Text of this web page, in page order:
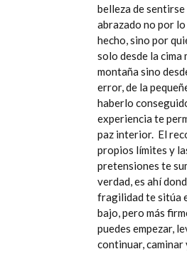
belleza de
abrazado no por lo
hecho, sino por
solo desde la cima
montaña sino
error, de la
haberlo
experiencia te
paz interior. El
propios límites y
pretensiones te
verdad, es ahí
fragilidad te sitúa
bajo, pero más
puedes empezar,
continuar,